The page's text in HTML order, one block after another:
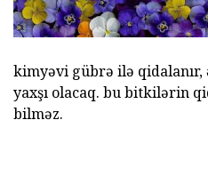
kimyəvi gübrə ilə qidalanır,
yaxşı olacaq. bu bitkilərin
bilməz.